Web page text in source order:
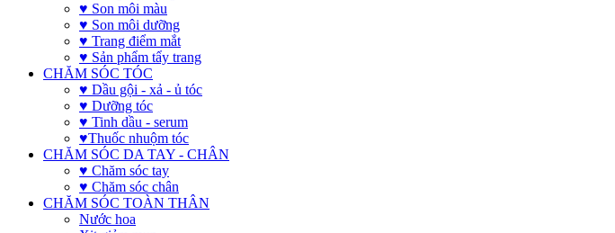
♥ Son môi màu
♥ Son môi dưỡng
♥ Trang điểm mắt
♥ Sản phẩm tẩy trang
CHĂM SÓC TÓC
♥ Dầu gội - xả - ủ tóc
♥ Dưỡng tóc
♥ Tinh dầu - serum
♥Thuốc nhuộm tóc
CHĂM SÓC DA TAY - CHÂN
♥ Chăm sóc tay
♥ Chăm sóc chân
CHĂM SÓC TOÀN THÂN
Nước hoa